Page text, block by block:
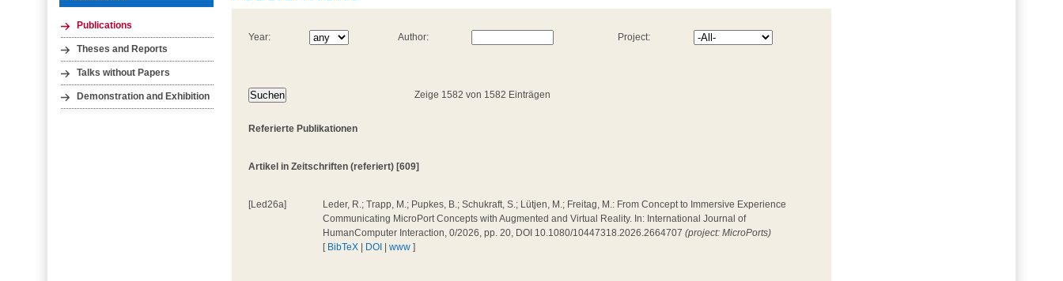
Publications
Theses and Reports
Talks without Papers
Demonstration and Exhibition
Year: Author: Project:
Zeige 1582 von 1582 Einträgen
Referierte Publikationen
Artikel in Zeitschriften (referiert) [609]
[Led26a]
Leder, R.; Trapp, M.; Pupkes, B.; Schukraft, S.; Lütjen, M.; Freitag, M.: From Concept to Immersive Experience 
Communicating MicroPort Concepts with Augmented and Virtual Reality. In: International Journal of
HumanComputer Interaction, 0/2026, pp. 20, DOI 10.1080/10447318.2026.2664707(project: MicroPorts)
[ BibTeX DOI |www ]